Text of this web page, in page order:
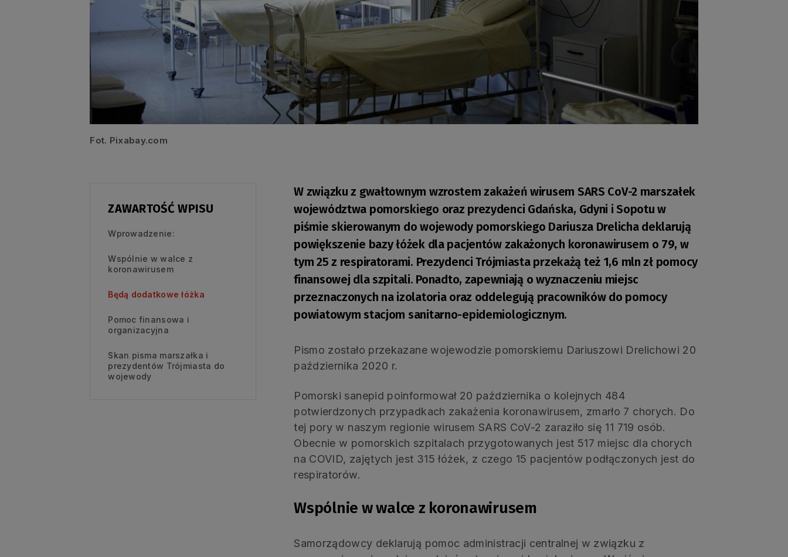
Fot. Pixabay.com
ZAWARTOŚĆ WPISU
Wprowadzenie:
Wspólnie w walce z
koronawirusem
Będą dodatkowe łóżka
Pomoc finansowa i
organizacyjna
Skan pisma marszałka i
prezydentów Trójmiasta do
wojewody
W związku z gwałtownym wzrostem zakażeń wirusem SARS CoV-2 marszałek
województwa pomorskiego oraz prezydenci Gdańska, Gdyni i Sopotu w
piśmie skierowanym do wojewody pomorskiego Dariusza Drelicha deklarują
powiększenie bazy łóżek dla pacjentów zakażonych koronawirusem o 79, w
tym 25 z respiratorami. Prezydenci Trójmiasta przekażą też 1,6 mln zł pomocy
finansowej dla szpitali. Ponadto, zapewniają o wyznaczeniu miejsc
przeznaczonych na izolatoria oraz oddelegują pracowników do pomocy
powiatowym stacjom sanitarno-epidemiologicznym.
Pismo zostało przekazane wojewodzie pomorskiemu Dariuszowi Drelichowi 20
października 2020 r.
Pomorski sanepid poinformował 20 października o kolejnych 484
potwierdzonych przypadkach zakażenia koronawirusem, zmarło 7 chorych. Do
tej pory w naszym regionie wirusem SARS CoV-2 zaraziło się 11 719 osób.
Obecnie w pomorskich szpitalach przygotowanych jest 517 miejsc dla chorych
na COVID, zajętych jest 315 łóżek, z czego 15 pacjentów podłączonych jest do
respiratorów.
Wspólnie w walce z koronawirusem
Samorządowcy deklarują pomoc administracji centralnej w związku z